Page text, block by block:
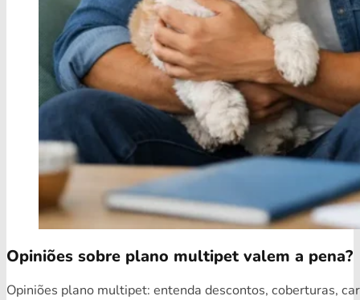
Opiniões sobre plano multipet valem a pena?
Opiniões plano multipet: entenda descontos, coberturas,